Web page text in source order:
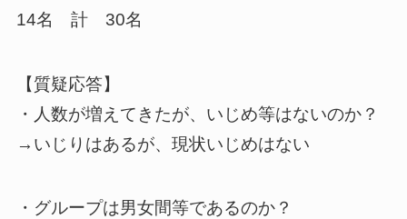
14名 計 30名
【質疑応答】
・人数が増えてきたが、いじめ等はないのか？
→いじりはあるが、現状いじめはない
・グループは男女間等であるのか？